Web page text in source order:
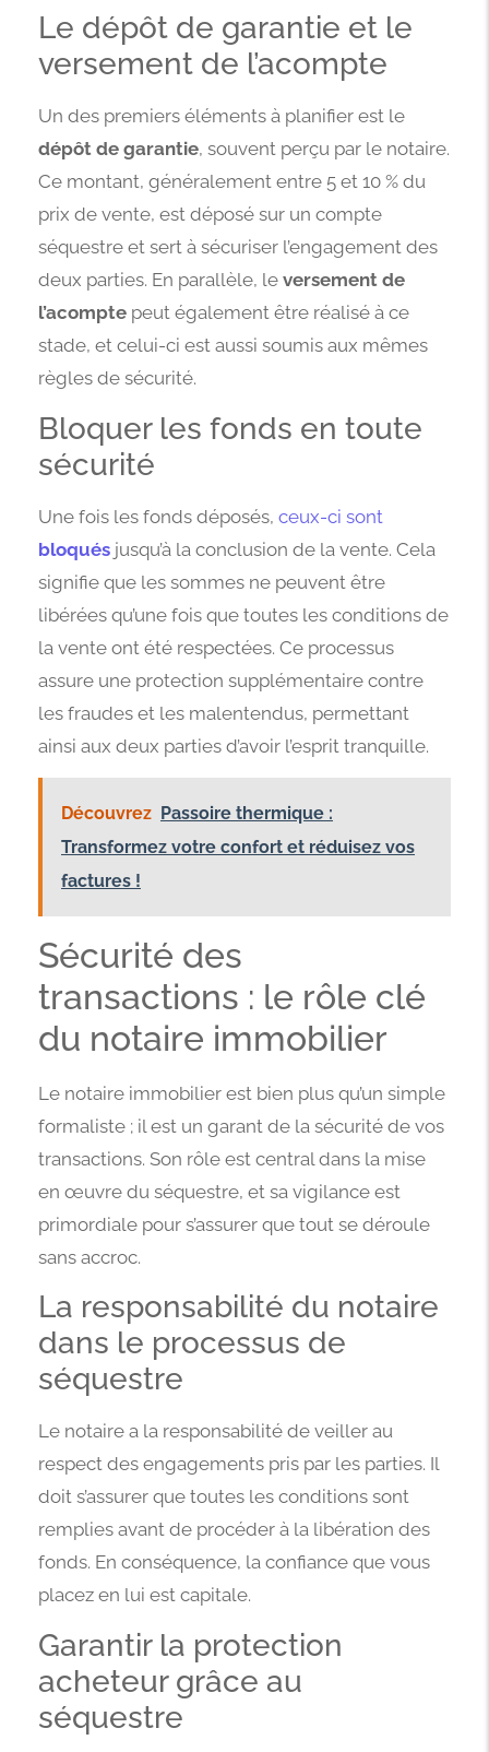
Le dépôt de garantie et le
versement de l’acompte
Un des premiers éléments à planifier est le
dépôt de garantie, souvent perçu par le notaire.
Ce montant, généralement entre 5 et 10 % du
prix de vente, est déposé sur un compte
séquestre et sert à sécuriser l’engagement des
deux parties. En parallèle, le versement de
l’acompte peut également être réalisé à ce
stade, et celui-ci est aussi soumis aux mêmes
règles de sécurité.
Bloquer les fonds en toute
sécurité
Une fois les fonds déposés, ceux-ci sont
bloqués jusqu’à la conclusion de la vente. Cela
signifie que les sommes ne peuvent être
libérées qu’une fois que toutes les conditions de
la vente ont été respectées. Ce processus
assure une protection supplémentaire contre
les fraudes et les malentendus, permettant
ainsi aux deux parties d’avoir l’esprit tranquille.
Découvrez Passoire thermique :
Transformez votre confort et réduisez vos
factures !
Sécurité des
transactions : le rôle clé
du notaire immobilier
Le notaire immobilier est bien plus qu’un simple
formaliste ; il est un garant de la sécurité de vos
transactions. Son rôle est central dans la mise
en œuvre du séquestre, et sa vigilance est
primordiale pour s’assurer que tout se déroule
sans accroc.
La responsabilité du notaire
dans le processus de
séquestre
Le notaire a la responsabilité de veiller au
respect des engagements pris par les parties. Il
doit s’assurer que toutes les conditions sont
remplies avant de procéder à la libération des
fonds. En conséquence, la confiance que vous
placez en lui est capitale.
Garantir la protection
acheteur grâce au
séquestre